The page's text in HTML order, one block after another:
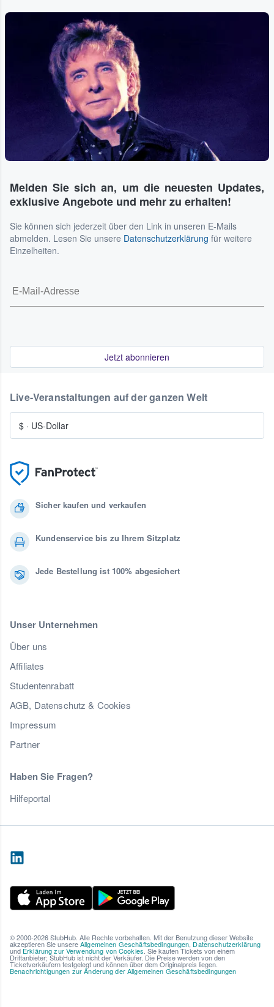
Melden Sie sich an, um die neuesten Updates,
exklusive Angebote und mehr zu erhalten!
Sie können sich jederzeit über den Link in unseren E-Mails
abmelden. Lesen Sie unsere Datenschutzerklärung für weitere
Einzelheiten.
Jetzt abonnieren
Sicher kaufen und verkaufen
Kundenservice bis zu Ihrem Sitzplatz
Jede Bestellung ist 100% abgesichert
Unser Unternehmen
Über uns
Affiliates
Studentenrabatt
AGB, Datenschutz & Cookies
Impressum
Partner
Haben Sie Fragen?
Hilfeportal
Live-Veranstaltungen auf der ganzen Welt
$ · US-Dollar
© 2000-2026 StubHub. Alle Rechte vorbehalten. Mit der Benutzung dieser Website
akzeptieren Sie unsereAllgemeinen Geschäftsbedingungen Datenschutzerklärung
und Erklärung zur Verwendung von Cookies . Sie kaufen Tickets von einem
Drittanbieter; StubHub ist nicht der Verkäufer. Die Preise werden von den
Ticketverkäufern festgelegt und können über dem Originalpreis liegen.
Benachrichtigungen zur Änderung der Allgemeinen Geschäftsbedingungen